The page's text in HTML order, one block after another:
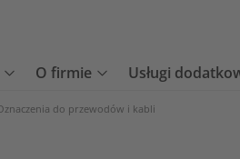
O firmie Usługi
do przewodów i kabli